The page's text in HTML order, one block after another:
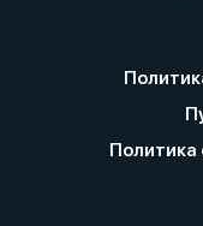
Политика